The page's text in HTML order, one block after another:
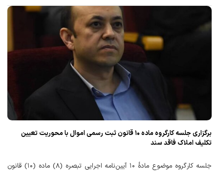
برگزاری جلسه کارگروه ماده ۱۰ قانون ثبت رسمی اموال با محوریت تعیین
تکلیف املاک فاقد سند
جلسه کارگروه موضوع مادهٔ ۱۰ آیین‌نامه اجرایی تبصره (۸) ماده (۱۰) قانون